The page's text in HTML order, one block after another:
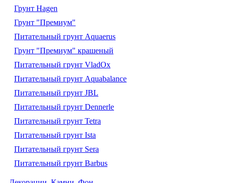
Грунт Hagen
Грунт "Премиум"
Питательный грунт Aquaerus
Грунт "Премиум" крашеный
Питательный грунт VladOx
Питательный грунт Aquabalance
Питательный грунт JBL
Питательный грунт Dennerle
Питательный грунт Tetra
Питательный грунт Ista
Питательный грунт Sera
Питательный грунт Barbus